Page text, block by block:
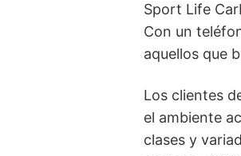
Sport Life
Con un
aquellos que
Los clientes
el ambiente
clases y